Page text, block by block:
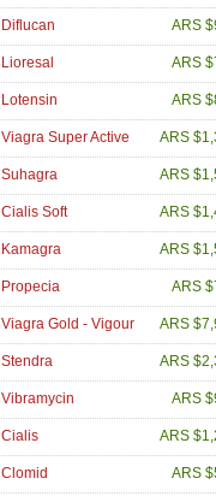
Diflucan ARS
Lioresal ARS
Lotensin ARS
Viagra Super Active ARS
Suhagra ARS
Cialis Soft ARS
Kamagra ARS
Propecia ARS
Viagra Gold - Vigour ARS
Stendra ARS
Vibramycin ARS
Cialis ARS
Clomid ARS